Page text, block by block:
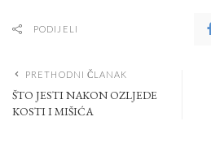
PODIJELI
PRETHODNI ČLANAK
ŠTO JESTI NAKON OZLJEDE
KOSTI I MIŠIĆA